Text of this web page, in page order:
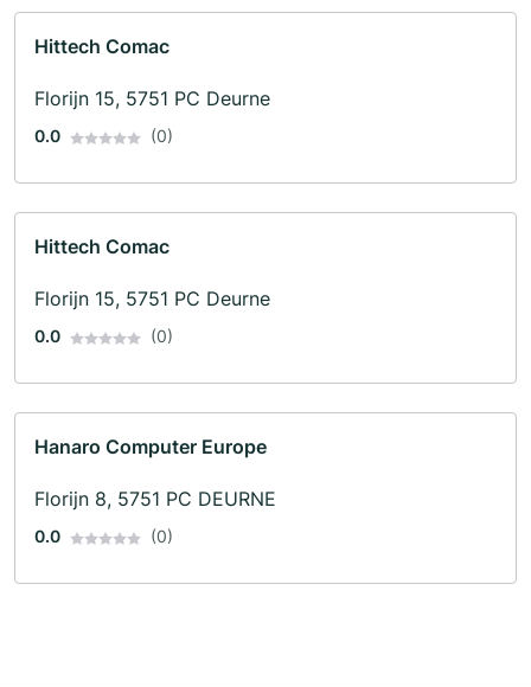
Hittech Comac
Florijn 15, 5751 PC Deurne
0.0 (0)
Hittech Comac
Florijn 15, 5751 PC Deurne
0.0 (0)
Hanaro Computer Europe
Florijn 8, 5751 PC DEURNE
0.0 (0)